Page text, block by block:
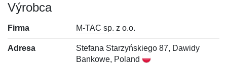
Výrobca
Firma M-TAC sp. z o.o.
Adresa
Stefana Starzyńskiego 87, Dawidy
Bankowe, Poland